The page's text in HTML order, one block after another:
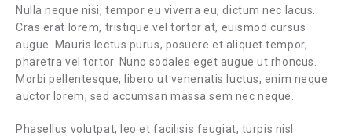
Nulla neque nisi, tempor eu viverra eu, dictum nec lacus.
Cras erat lorem, tristique vel tortor at, euismod cursus
augue. Mauris lectus purus, posuere et aliquet tempor,
pharetra vel tortor. Nunc sodales eget augue ut rhoncus.
Morbi pellentesque, libero ut venenatis luctus, enim neque
auctor lorem, sed accumsan massa sem nec neque.
Phasellus volutpat, leo et facilisis feugiat, turpis nisl